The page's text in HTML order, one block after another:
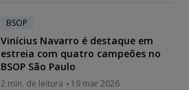
BSOP
Vinícius Navarro é destaque em
estreia com quatro campeões no
BSOP São Paulo
2 min. de leitura 19 mar 2026